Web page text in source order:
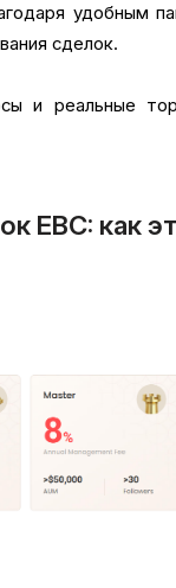
удобным
сделок.
и реальные
EBC: как